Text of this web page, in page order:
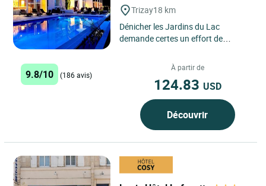
Trizay18 km
Dénicher les Jardins du Lac
demande certes un effort de
récompensé au bout du chemin...
9.8/10 (186 avis)
À partir de
124.83 USD
Découvrir